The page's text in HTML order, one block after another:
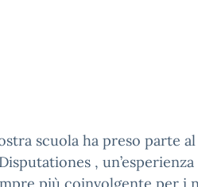
scuola ha preso parte al
,